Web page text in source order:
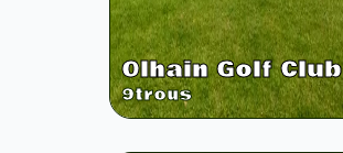
Olhain Golf Club
9trous